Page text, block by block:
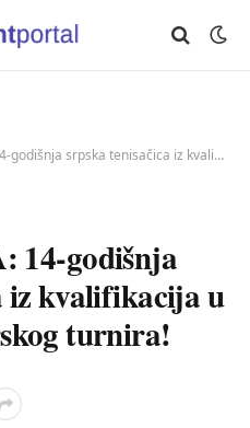
tenisačica iz kvalifikacija u polufinale seniorskog turnira!
14-godišnja
iz kvalifikacija u
turnira!